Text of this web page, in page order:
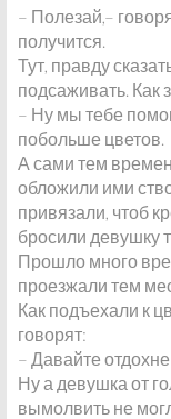
– Полезай,–
получится.
Тут, правду
подсаживать. Как
– Ну мы тебе
побольше цветов.
А сами тем
обложили ими
привязали, чтоб
бросили девушку
Прошло много
проезжали тем
Как подъехали к
говорят:
– Давайте
Ну а девушка от
вымолвить не